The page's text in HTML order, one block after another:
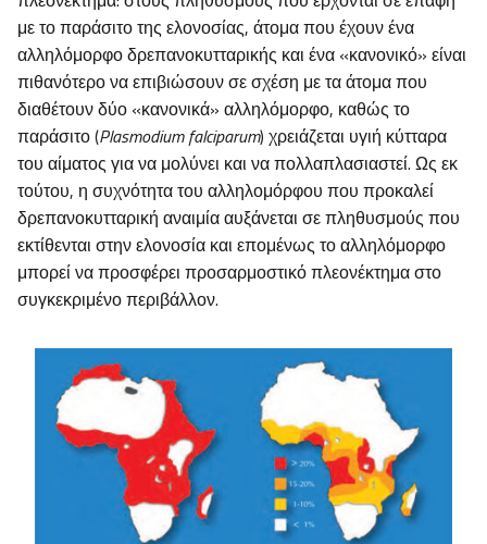
με το παράσιτο της ελονοσίας, άτομα που έχουν ένα
αλληλόμορφο δρεπανοκυτταρικής και ένα «κανονικό» είναι
πιθανότερο να επιβιώσουν σε σχέση με τα άτομα που
διαθέτουν δύο «κανονικά» αλληλόμορφο, καθώς το
παράσιτο (Plasmodium falciparum) χρειάζεται υγιή κύτταρα
του αίματος για να μολύνει και να πολλαπλασιαστεί. Ως εκ
τούτου, η συχνότητα του αλληλομόρφου που προκαλεί
δρεπανοκυτταρική αναιμία αυξάνεται σε πληθυσμούς που
εκτίθενται στην ελονοσία και επομένως το αλληλόμορφο
μπορεί να προσφέρει προσαρμοστικό πλεονέκτημα στο
συγκεκριμένο περιβάλλον.